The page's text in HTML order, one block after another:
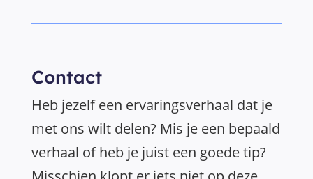
Contact
Heb jezelf een ervaringsverhaal dat je
met ons wilt delen? Mis je een bepaald
verhaal of heb je juist een goede tip?